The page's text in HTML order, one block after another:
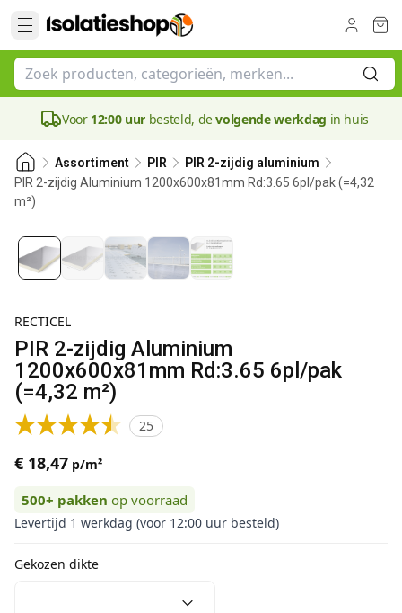
Voor 12:00 uur besteld, devolgende werkdag in huis
Assortiment PIR
PIR 2-zijdig aluminium
PIR 2-zijdig Aluminium 1200x600x81mm Rd:3.65 6pl/pak (=4,32
m²)
RECTICEL
PIR 2-zijdig Aluminium
1200x600x81mm Rd:3.65 6pl/pak
(=4,32 m²)
25
€ 18,47 p/m²
500+ pakken op voorraad
Levertijd 1 werkdag (voor 12:00 uur besteld)
Gekozen dikte